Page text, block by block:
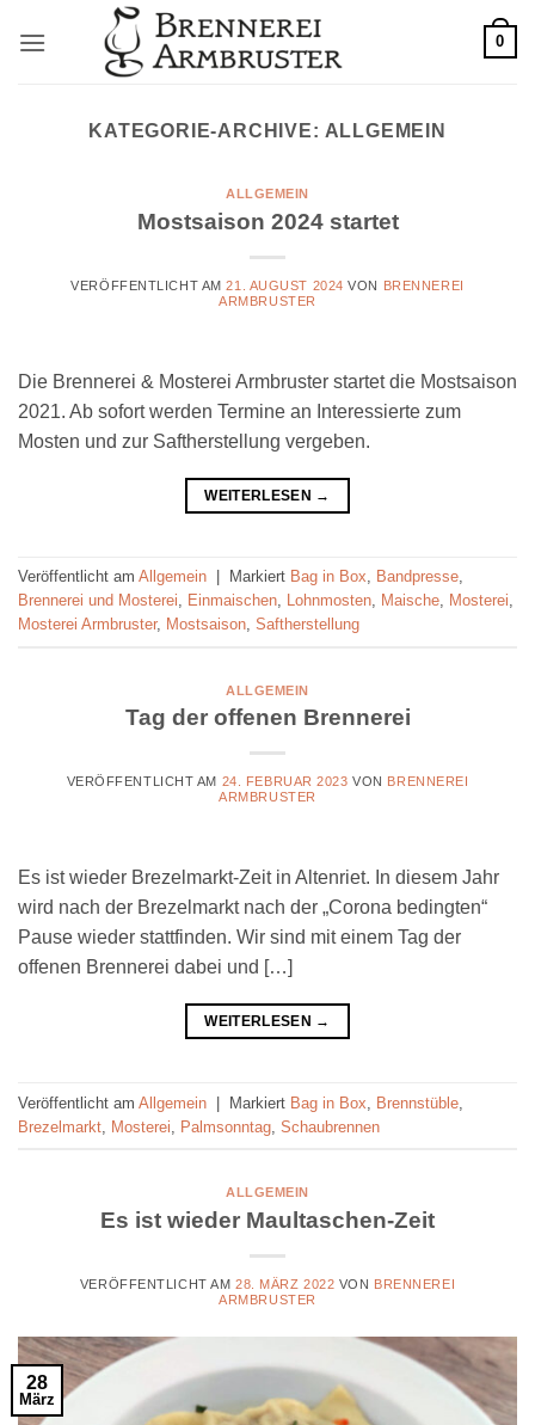
Inhalt
0
KATEGORIE-ARCHIVE: ALLGEMEIN
ALLGEMEIN
Mostsaison 2024 startet
VERÖFFENTLICHT AM21. AUGUST 2024 VON BRENNEREI
ARMBRUSTER
Die Brennerei & Mosterei Armbruster startet die Mostsaison
2021. Ab sofort werden Termine an Interessierte zum
Mosten und zur Saftherstellung vergeben.
WEITERLESEN →
Veröffentlicht am Allgemein Markiert Bag in Box Bandpresse
Brennerei und Mosterei
Einmaischen Lohnmosten Maische Mosterei
Mosterei Armbruster, Mostsaison Saftherstellung
ALLGEMEIN
Tag der offenen Brennerei
VERÖFFENTLICHT AM 24. FEBRUAR 2023 VON
BRENNEREI
ARMBRUSTER
Es ist wieder Brezelmarkt-Zeit in Altenriet. In diesem Jahr
wird nach der Brezelmarkt nach der „Corona bedingten“
Pause wieder stattfinden. Wir sind mit einem Tag der
offenen Brennerei dabei und […]
WEITERLESEN →
Veröffentlicht am Allgemein | Markiert Bag in Box Brennstüble
Brezelmarkt Mosterei Palmsonntag Schaubrennen
ALLGEMEIN
Es ist wieder Maultaschen-Zeit
VERÖFFENTLICHT AM 28. MÄRZ 2022 VON BRENNEREI
ARMBRUSTER
28
März